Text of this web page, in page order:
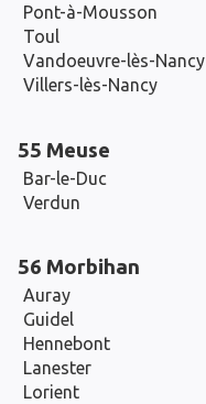
Pont-à-Mousson
Toul
Vandoeuvre-lès-Nancy
Villers-lès-Nancy
55 Meuse
Bar-le-Duc
Verdun
56 Morbihan
Auray
Guidel
Hennebont
Lanester
Lorient